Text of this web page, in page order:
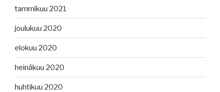
tammikuu 2021
joulukuu 2020
elokuu 2020
heinäkuu 2020
huhtikuu 2020